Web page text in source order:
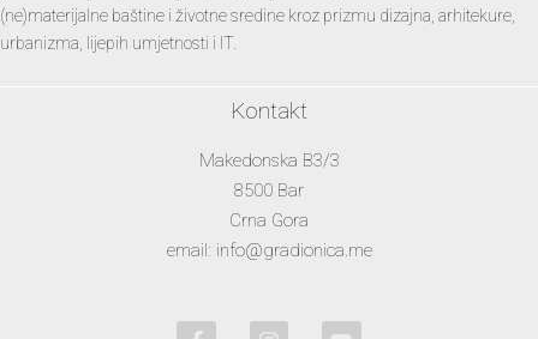
(ne)materijalne baštine i životne sredine kroz prizmu dizajna, arhitekure,
urbanizma, lijepih umjetnosti i IT.
Kontakt
Makedonska B3/3
8500 Bar
Crna Gora
email: info@gradionica.me